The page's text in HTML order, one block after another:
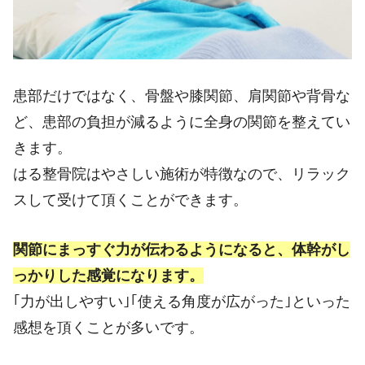
患部だけではなく、骨盤や膝関節、肩関節や背骨な
ど、患部の負担が減るように全身の関節を整えてい
きます。
はる整骨院はやさしい施術が特徴なので、リラック
スして受けて頂くことができます。
関節にまっすぐ力が伝わるようになると、体幹がし
っかりした感覚になります。
｢力が出しやすい｣｢使える角度が広がった｣といった
感想を頂くことが多いです。